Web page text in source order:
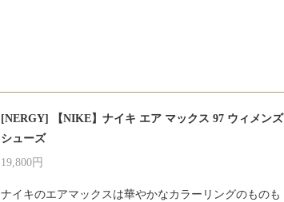
[NERGY] 【NIKE】ナイキ エア マックス 97 ウィメンズ
シューズ
19,800円
ナイキのエアマックスは華やかなカラーリングのものも